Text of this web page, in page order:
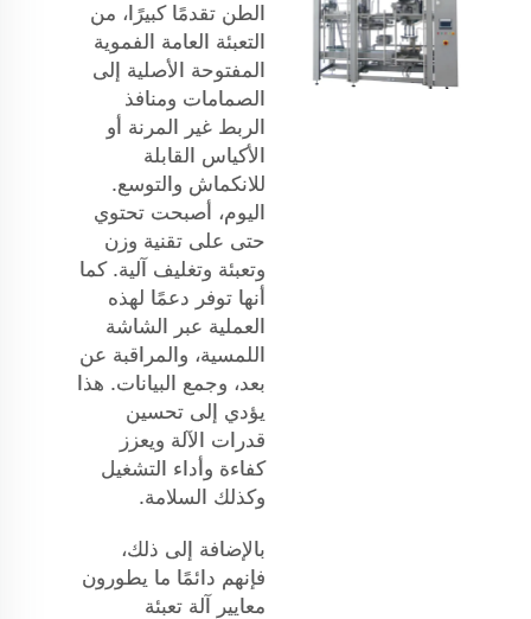
الطن تقدمًا كبيرًا، من
التعبئة العامة الفموية
المفتوحة الأصلية إلى
الصمامات ومنافذ
الربط غير المرنة أو
الأكياس القابلة
للانكماش والتوسع.
اليوم، أصبحت تحتوي
حتى على تقنية وزن
وتعبئة وتغليف آلية. كما
أنها توفر دعمًا لهذه
العملية عبر الشاشة
اللمسية، والمراقبة عن
بعد، وجمع البيانات. هذا
يؤدي إلى تحسين
قدرات الآلة ويعزز
كفاءة وأداء التشغيل
وكذلك السلامة.
بالإضافة إلى ذلك،
فإنهم دائمًا ما يطورون
معايير آلة تعبئة